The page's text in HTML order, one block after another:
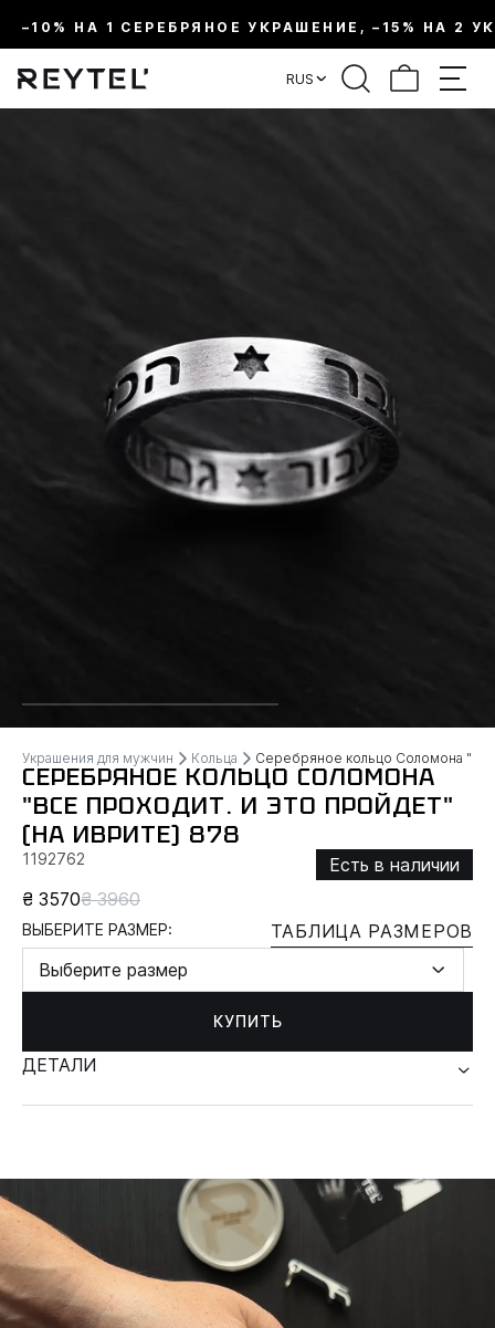
–10% НА 1 СЕРЕБРЯНОЕ УКРАШЕНИЕ, –15% НА 2
RUS
Украшения для мужчин Кольца Серебряное кольцо Соломона
СЕРЕБРЯНОЕ КОЛЬЦО СОЛОМОНА
"ВСЕ ПРОХОДИТ. И ЭТО ПРОЙДЕТ"
(НА ИВРИТЕ) 878
1192762
Есть в наличии
₴ 3570₴ 3960
ВЫБЕРИТЕ РАЗМЕР:
ТАБЛИЦА РАЗМЕРОВ
Выберите размер
КУПИТЬ
ДЕТАЛИ